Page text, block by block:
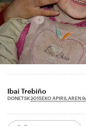
Ibai Trebiño
DONETSK2015EKO APIRILAREN